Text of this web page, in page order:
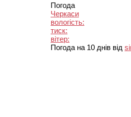
Погода
Черкаси
вологість:
тиск:
вітер:
Погода на 10 днів від